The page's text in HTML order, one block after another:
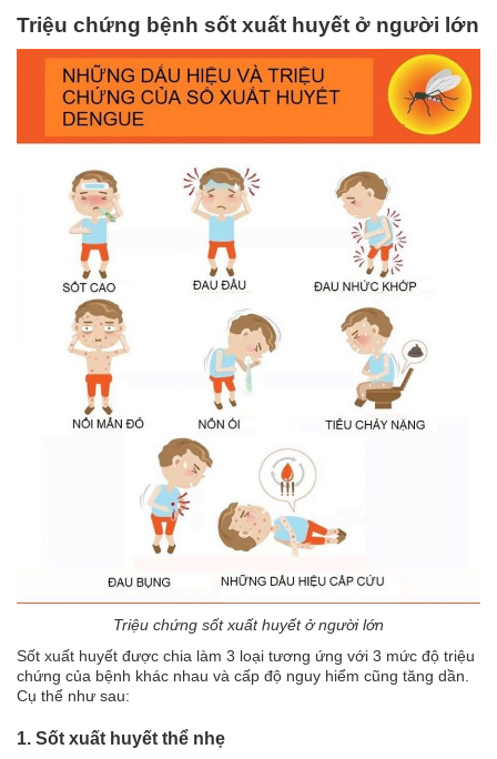
Triệu chứng bệnh sốt xuất huyết ở người lớn
Triệu chứng sốt xuất huyết ở người lớn
Sốt xuất huyết được chia làm 3 loại tương ứng với 3 mức độ triệu
chứng của bệnh khác nhau và cấp độ nguy hiểm cũng tăng dần.
Cụ thể như sau:
1. Sốt xuất huyết thể nhẹ